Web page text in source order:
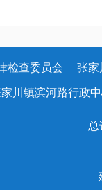
检查委员会 张
川镇滨河路行政
总